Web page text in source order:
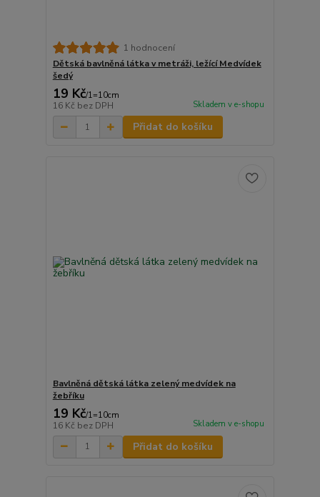
1 hodnocení
Dětská bavlněná látka v metráži, ležící Medvídek
šedý
19 Kč/1=10cm
16 Kč bez DPH Skladem v e-shopu
Přidat do košíku
Bavlněná dětská látka zelený medvídek na
žebříku
19 Kč/1=10cm
16 Kč bez DPH Skladem v e-shopu
Přidat do košíku